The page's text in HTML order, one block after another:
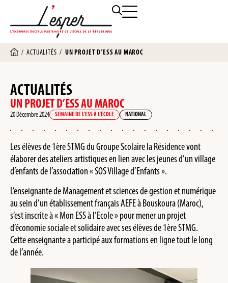
/ACTUALITÉS / UN PROJET D’ESS AU MAROC
ACTUALITÉS
UN PROJET D’ESS AU MAROC
20 Décembre 2024 SEMAINE DE L’ESS À L’ÉCOLE NATIONAL
Les élèves de 1ère STMG du Groupe Scolaire la Résidence vont
élaborer des ateliers artistiques en lien avec les jeunes d’un village
d’enfants de l’association « SOS Village d’Enfants ».
L’enseignante de Management et sciences de gestion et numérique
au sein d’un établissement français AEFE à Bouskoura (Maroc),
s’est inscrite à « Mon ESS à l’Ecole » pour mener un projet
d’économie sociale et solidaire avec ses élèves de 1ère STMG.
Cette enseignante a participé aux formations en ligne tout le long
de l’année.